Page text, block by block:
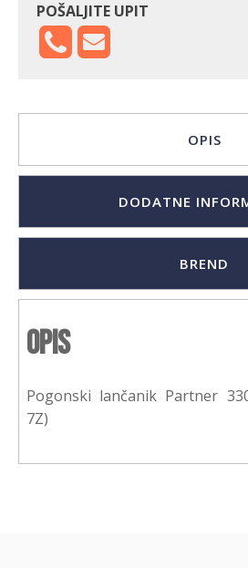
POŠALJITE UPIT
OPIS
DODATNE
BREND
Opis
Pogonski lančanik Partner
7Z)